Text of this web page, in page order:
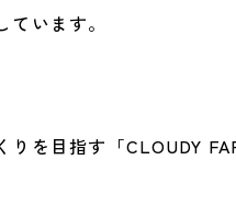
います。
を目指す「CLOUDY